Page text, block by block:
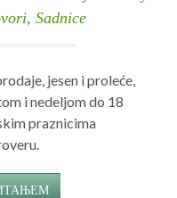
, Sadnice
jesen i proleće,
i nedeljom do 18
praznicima